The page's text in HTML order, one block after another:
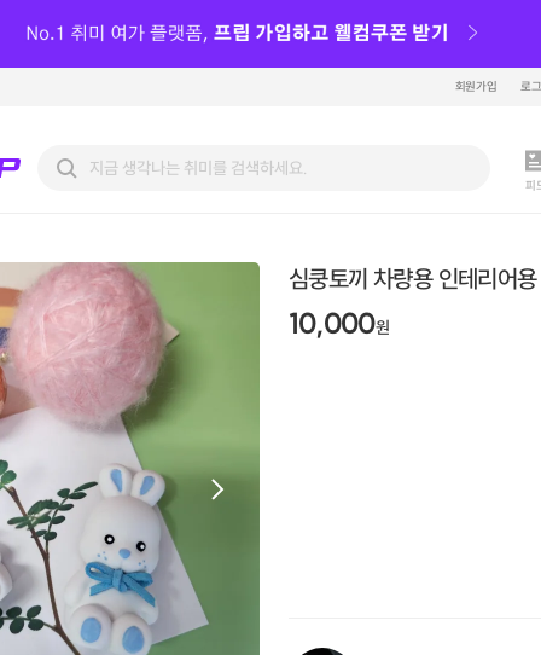
회원가입 로
피
심쿵토끼 차량용 인테리어
10,000원